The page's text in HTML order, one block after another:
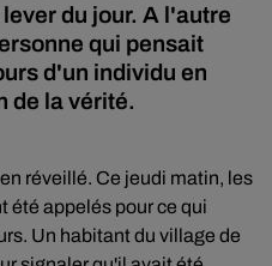
du jour. A l'autre
qui pensait
d'un individu en
de la vérité.
réveillé. Ce jeudi matin, les
été appelés pour ce qui
Un habitant du village de